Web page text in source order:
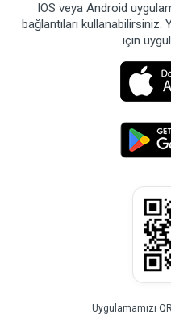
IOS veya Android
bağlantıları kullanabilirsiniz.
için
Uygulamamızı